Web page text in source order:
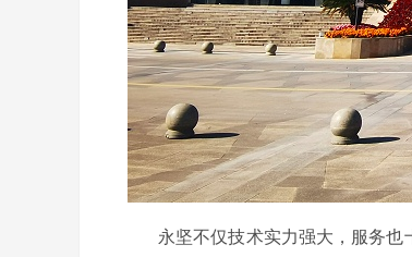
永坚不仅技术实力强大，服务